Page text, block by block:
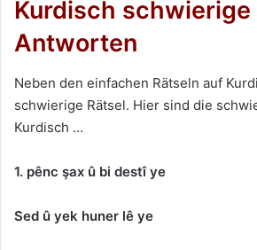
Kurdisch schwierige
Antworten
Neben den einfachen Rätseln auf
schwierige Rätsel. Hier sind die
Kurdisch …
1. pênc şax û bi destî ye
Sed û yek huner lê ye